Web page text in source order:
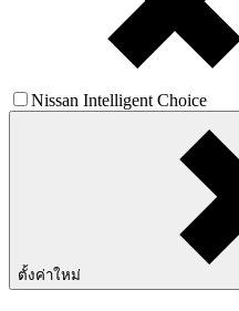
Nissan Intelligent Choice
ตั้งค่าใหม่